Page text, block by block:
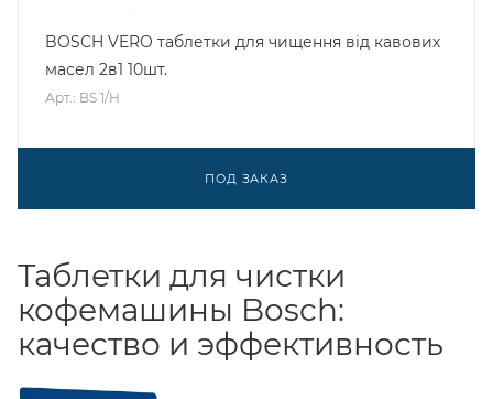
BOSCH VERO таблетки для чищення від кавових
масел 2в1 10шт.
Арт.: BS 1/H
ПОД ЗАКАЗ
Таблетки для чистки
кофемашины Bosch:
качество и эффективность